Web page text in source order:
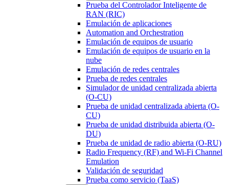
Prueba del Controlador Inteligente de
RAN (RIC)
Emulación de aplicaciones
Automation and Orchestration
Emulación de equipos de usuario
Emulación de equipos de usuario en la
nube
Emulación de redes centrales
Prueba de redes centrales
Simulador de unidad centralizada abierta
(O-CU)
Prueba de unidad centralizada abierta (O-
CU)
Prueba de unidad distribuida abierta (O-
DU)
Prueba de unidad de radio abierta (O-RU)
Radio Frequency (RF) and Wi-Fi Channel
Emulation
Validación de seguridad
Prueba como servicio (TaaS)